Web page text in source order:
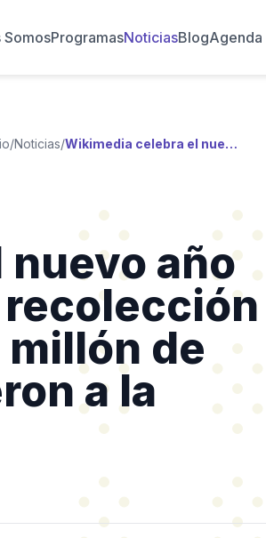
SomosProgramasNoticiasBlogAgenda
/Noticias/ Wikimedia celebra el nuevo año con una campaña de recolección de fondos récord: un millón de donantes contribuyeron a la campaña anual
año
recolección
de
a la